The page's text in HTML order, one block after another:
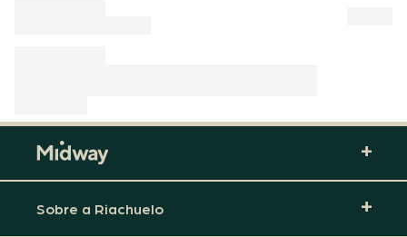
Sobre a Riachuelo